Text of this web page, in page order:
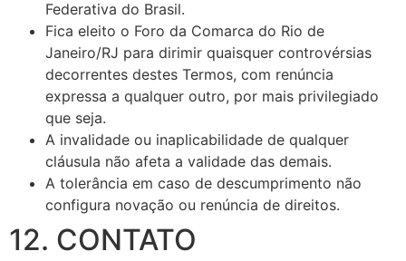
Federativa do Brasil.
Fica eleito o Foro da Comarca do Rio de
Janeiro/RJ para dirimir quaisquer controvérsias
decorrentes destes Termos, com renúncia
expressa a qualquer outro, por mais privilegiado
que seja.
A invalidade ou inaplicabilidade de qualquer
cláusula não afeta a validade das demais.
A tolerância em caso de descumprimento não
configura novação ou renúncia de direitos.
12. CONTATO